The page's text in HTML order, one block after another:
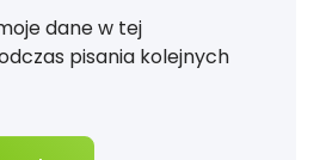
dane w tej
pisania kolejnych